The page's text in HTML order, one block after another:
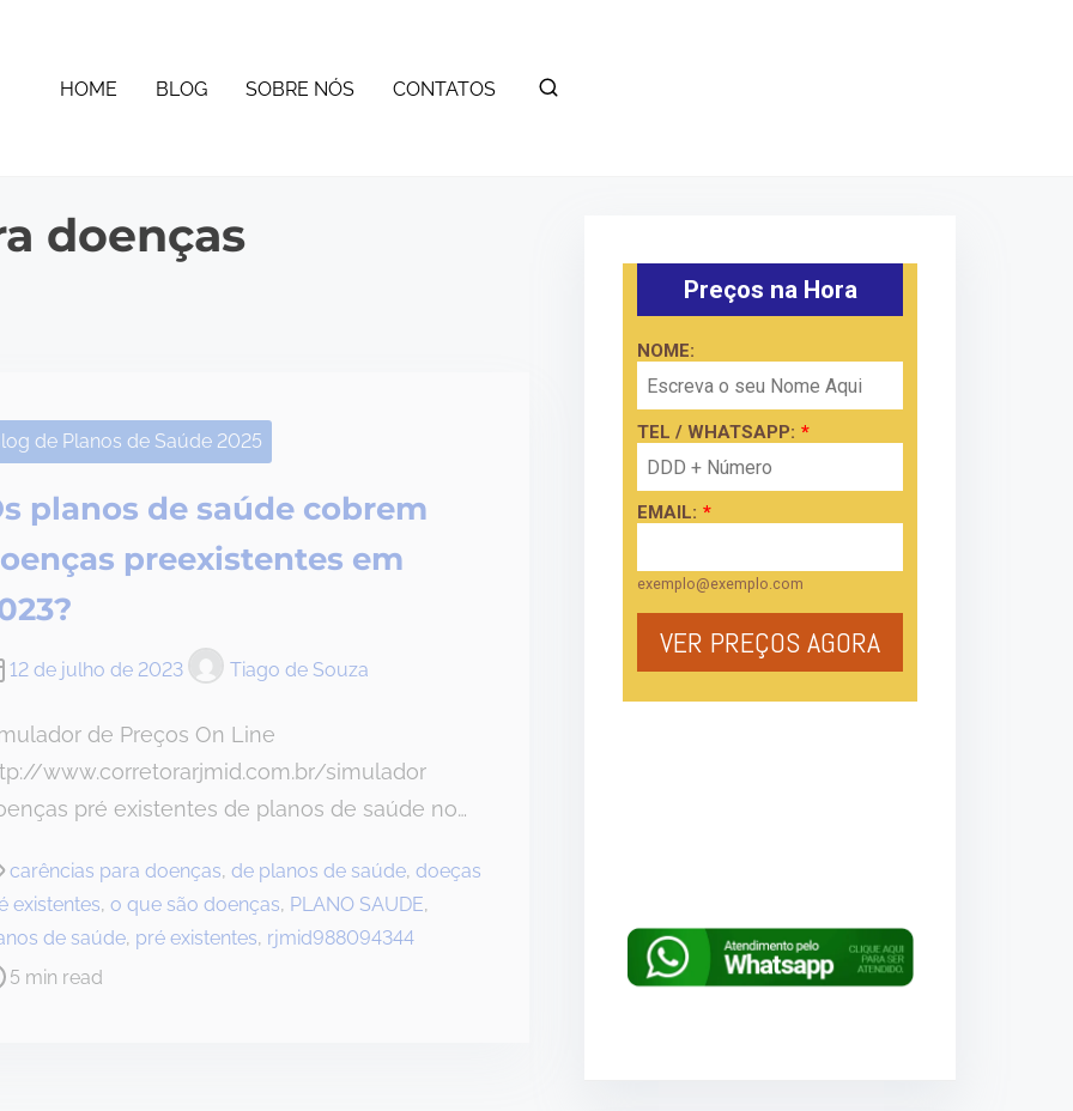
HOME BLOG SOBRE NÓS CONTATOS
doenças
de Planos de Saúde 2025
planos de saúde cobrem
preexistentes em
12 de julho de 2023 Tiago de Souza
de Preços On Line
www.corretorarjmid.com.br/simulador
pré existentes de planos de saúde no…
carências para doenças, de planos de saúde, doeças
existentes, o que são doenças, PLANO SAUDE,
de saúde, pré existentes, rjmid988094344
5 min read